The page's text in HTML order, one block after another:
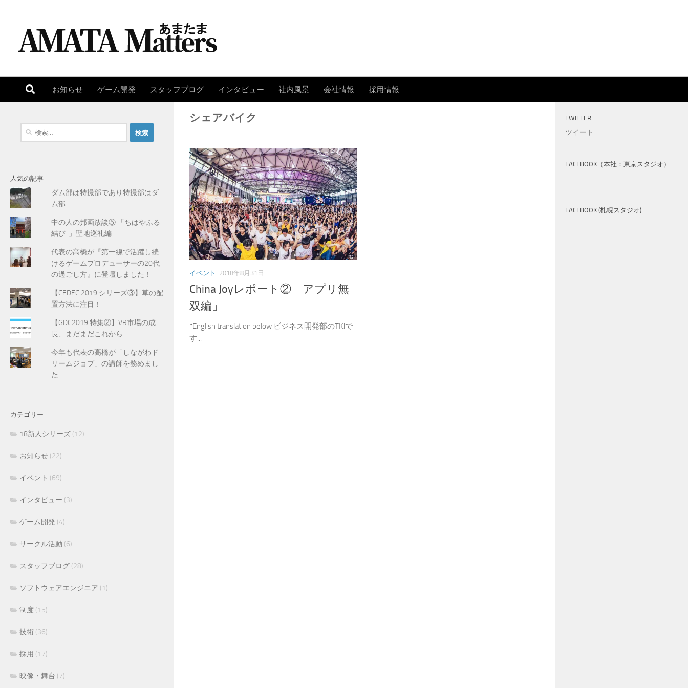
お知らせ ゲーム開発 スタッフブログ インタビュー 社内風景 会社情報 採用情報
シェアバイク
イベント 2018年8月31日
China Joyレポート②「アプリ無
双編」
*English translation below ビジネス開発部のTKJで
す...
検
人気の記事
ダム部は特撮部であり特撮部はダ
ム部
中の人の邦画放談⑤ 「ちはやふる-
結び-」聖地巡礼編
代表の高橋が『第一線で活躍し続
けるゲームプロデューサーの20代
の過ごし方』に登壇しました！
【CEDEC 2019 シリーズ③】草の配
置方法に注目！
【GDC2019 特集②】VR市場の成
長、まだまだこれから
今年も代表の高橋が「しながわド
リームジョブ」の講師を務めまし
た
カテゴリー
18新人シリーズ (12)
お知らせ (22)
イベント (69)
インタビュー (3)
ゲーム開発 (4)
サークル活動 (6)
スタッフブログ (28)
ソフトウェアエンジニア (1)
制度 (15)
技術 (36)
採用 (17)
映像・舞台 (7)
TWITTER
ツイート
FACEBOOK（本社：東京スタジオ）
FACEBOOK (札幌スタジオ)